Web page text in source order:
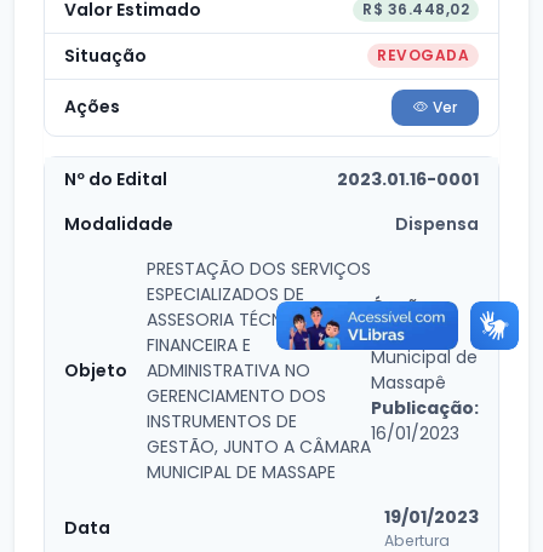
R$ 36.448,02
REVOGADA
Ver
2023.01.16-0001
Dispensa
PRESTAÇÃO DOS SERVIÇOS
ESPECIALIZADOS DE
ASSESORIA TÉCNICA
FINANCEIRA E
ADMINISTRATIVA NO
GERENCIAMENTO DOS
INSTRUMENTOS DE
GESTÃO, JUNTO A CÂMARA
MUNICIPAL DE MASSAPE
Órgão:
Câmara
Municipal de
Massapê
Publicação:
16/01/2023
19/01/2023
Abertura